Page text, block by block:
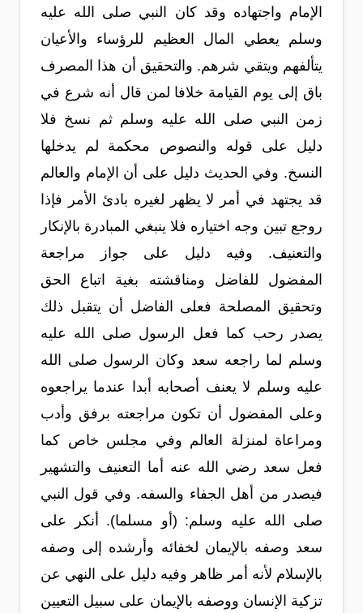
الإمام واجتهاده وقد كان النبي صلى الله عليه
وسلم يعطي المال العظيم للرؤساء والأعيان
يتألفهم ويتقي شرهم. والتحقيق أن هذا المصرف
باق إلى يوم القيامة خلافا لمن قال أنه شرع في
زمن النبي صلى الله عليه وسلم ثم نسخ فلا
دليل على قوله والنصوص محكمة لم يدخلها
النسخ. وفي الحديث دليل على أن الإمام والعالم
قد يجتهد في أمر لا يظهر لغيره بادئ الأمر فإذا
روجع تبين وجه اختياره فلا ينبغي المبادرة بالإنكار
والتعنيف. وفيه دليل على جواز مراجعة
المفضول للفاضل ومناقشته بغية اتباع الحق
وتحقيق المصلحة فعلى الفاضل أن يتقبل ذلك
يصدر رحب كما فعل الرسول صلى الله عليه
وسلم لما راجعه سعد وكان الرسول صلى الله
عليه وسلم لا يعنف أصحابه أبدا عندما يراجعوه
وعلى المفضول أن تكون مراجعته برفق وأدب
ومراعاة لمنزلة العالم وفي مجلس خاص كما
فعل سعد رضي الله عنه أما التعنيف والتشهير
فيصدر من أهل الجفاء والسفه. وفي قول النبي
صلى الله عليه وسلم: (أو مسلما). أنكر على
سعد وصفه بالإيمان لخفائه وأرشده إلى وصفه
بالإسلام لأنه أمر ظاهر وفيه دليل على النهي عن
تزكية الإنسان ووصفه بالإيمان على سبيل التعيين